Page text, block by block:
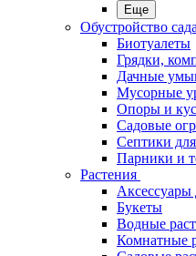
Еще
Обустройство сада
Биотуалеты
Грядки,
Дачные
Мусорные
Опоры и
Садовые
Септики для
Парники и
Растения
Аксессуары
Букеты
Водные
Комнатные